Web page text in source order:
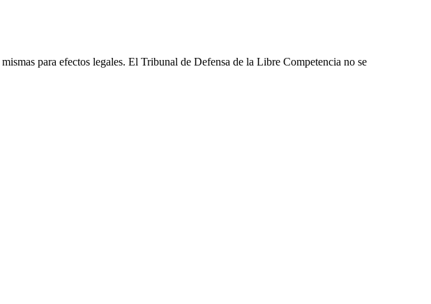
para efectos legales. El Tribunal de Defensa de la Libre Competencia no se